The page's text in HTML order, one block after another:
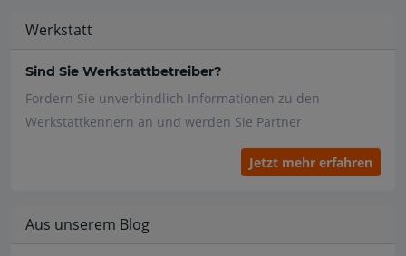
Werkstatt
Sind Sie Werkstattbetreiber?
Fordern Sie unverbindlich Informationen zu den
Werkstattkennern an und werden Sie Partner
Jetzt mehr erfahren
Aus unserem Blog